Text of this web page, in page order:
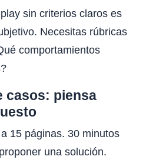
sin criterios claros es
Necesitas rúbricas
comportamientos
casos: piensa
15 páginas. 30 minutos
una solución.